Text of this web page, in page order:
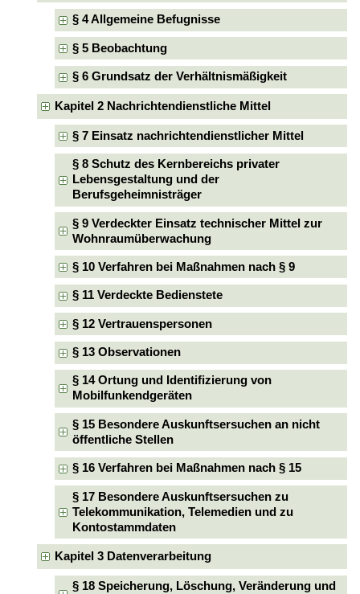
§ 4 Allgemeine Befugnisse
§ 5 Beobachtung
§ 6 Grundsatz der Verhältnismäßigkeit
Kapitel 2 Nachrichtendienstliche Mittel
§ 7 Einsatz nachrichtendienstlicher Mittel
§ 8 Schutz des Kernbereichs privater
Lebensgestaltung und der
Berufsgeheimnisträger
§ 9 Verdeckter Einsatz technischer Mittel zur
Wohnraumüberwachung
§ 10 Verfahren bei Maßnahmen nach § 9
§ 11 Verdeckte Bedienstete
§ 12 Vertrauenspersonen
§ 13 Observationen
§ 14 Ortung und Identifizierung von
Mobilfunkendgeräten
§ 15 Besondere Auskunftsersuchen an nicht
öffentliche Stellen
§ 16 Verfahren bei Maßnahmen nach § 15
§ 17 Besondere Auskunftsersuchen zu
Telekommunikation, Telemedien und zu
Kontostammdaten
Kapitel 3 Datenverarbeitung
§ 18 Speicherung, Löschung, Veränderung und